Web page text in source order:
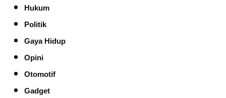
Hukum
Politik
Gaya Hidup
Opini
Otomotif
Gadget